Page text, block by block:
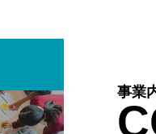
事業